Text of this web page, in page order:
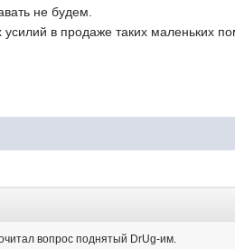
не будем.
усилий в продаже таких маленьких
вопрос поднятый DrUg-им.